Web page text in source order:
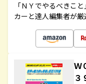
「ＮＹでやるべきこ
カーと達人編集者が
Ｗ
３